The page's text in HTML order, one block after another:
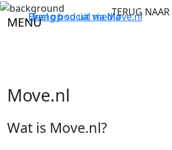
MENU
TERUG
Breng bod uit viaMove.nl
Deel op social media
Move.nl
Wat is Move.nl?